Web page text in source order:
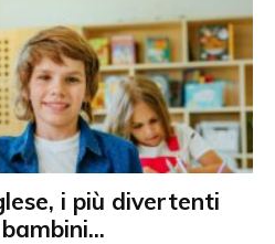
i più divertenti